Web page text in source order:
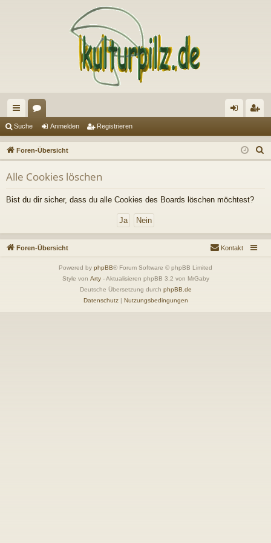
ch
ne
llz
ug
riff
en m
el
n
ist
rie
Suche Anmelden Registrieren
Foren-Übersicht
u
Alle Cookies löschen
Bist du dir sicher, dass du alle Cookies des Boards löschen möchtest?
Foren-Übersicht Kontakt
Powered by phpBB® Forum Software © phpBB Limited
Style von Arty- Aktualisieren phpBB 3.2 von MrGaby
Deutsche Übersetzung durch phpBB.de
Datenschutz| Nutzungsbedingungen